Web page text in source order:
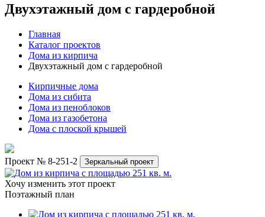
Двухэтажный дом с гардеробной
Главная
Каталог проектов
Дома из кирпича
Двухэтажный дом с гардеробной
Кирпичные дома
Дома из сибита
Дома из пеноблоков
Дома из газобетона
Дома с плоской крышей
Проект № 8-251-2 Зеркальный проект
Хочу изменить этот проект
Поэтажный план